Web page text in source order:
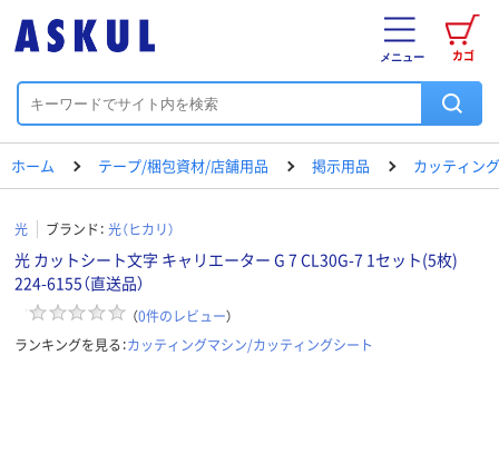
カゴ
メニュー
ホーム テープ/梱包資材/店舗用品 掲示用品 カッティン
光 ブランド： 光（ヒカリ）
光 カットシート文字 キャリエーター G 7 CL30G-7 1セット(5枚)
224-6155（直送品）
（0件のレビュー）
ランキングを見る：カッティングマシン/カッティングシート